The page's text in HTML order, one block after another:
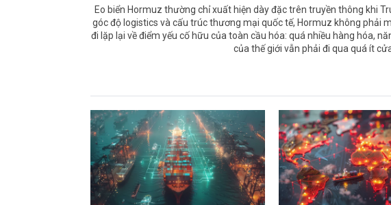
Eo biển Hormuz thường chỉ xuất hiện dày đặc trên truyền thông khi
góc độ logistics và cấu trúc thương mại quốc tế, Hormuz không phải
đi lặp lại về điểm yếu cố hữu của toàn cầu hóa: quá nhiều hàng hóa,
của thế giới vẫn phải đi qua quá ít